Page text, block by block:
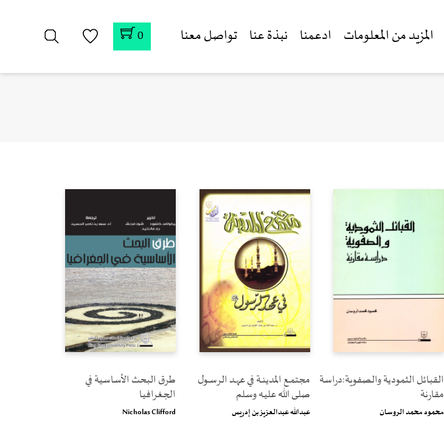
المزيد من المعلومات ادعمنا نبذة عنا تواصل معنا 0
القبائل الثمودية والصفوية:دراسة
مقارنة
محمود محمد الروسان
مجتمــع المدينــة في عهــد الرســول
صلــى الله عليـه وسلم
عبدالله عبدالعزيز بن إدريس
طرق البحث الأساسية في
الجغرافيا
Nicholas Clifford